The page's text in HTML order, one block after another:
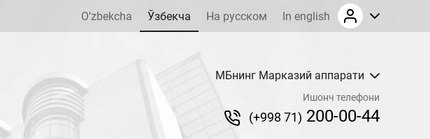
O’zbekcha Ўзбекча На русском In english
МБнинг Марказий аппарати
Ишонч телефони
(+998 71) 200-00-44